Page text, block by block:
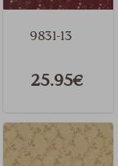
9831-13
25.95€